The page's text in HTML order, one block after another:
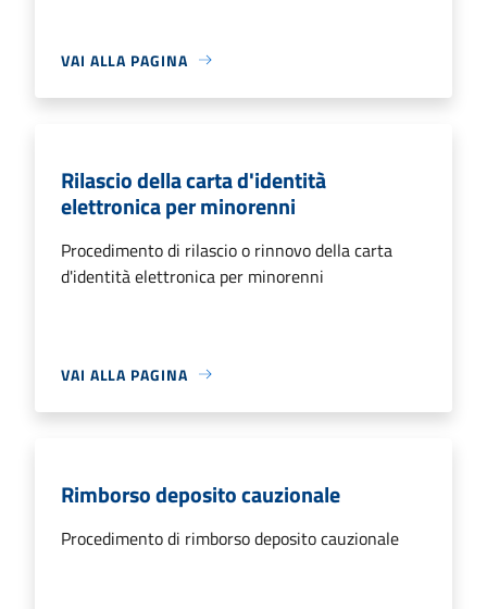
VAI ALLA PAGINA
Rilascio della carta d'identità
elettronica per minorenni
Procedimento di rilascio o rinnovo della carta
d'identità elettronica per minorenni
VAI ALLA PAGINA
Rimborso deposito cauzionale
Procedimento di rimborso deposito cauzionale